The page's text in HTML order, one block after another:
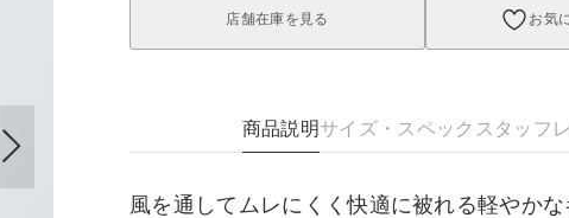
店舗在庫を見る お気
商品説明サイズ・スペック スタッフ
風を通してムレにくく快適に被れる軽やか